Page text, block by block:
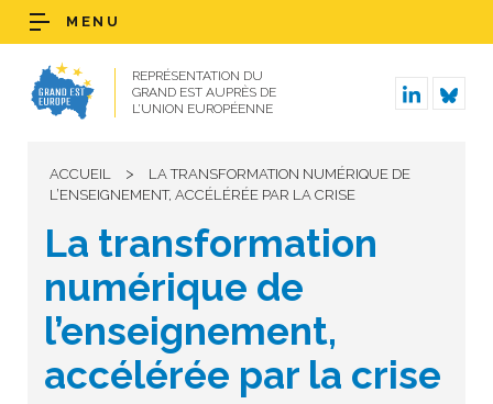
REPRÉSENTATION DU
GRAND EST AUPRÈS DE
L’UNION EUROPÉENNE
MENU
ACCUEIL >
LA TRANSFORMATION NUMÉRIQUE DE
L’ENSEIGNEMENT, ACCÉLÉRÉE PAR LA CRISE
La transformation
numérique de
l’enseignement,
accélérée par la crise